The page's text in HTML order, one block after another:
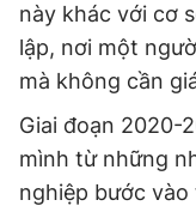
này khác với cơ
lập, nơi một
mà không cần
Giai đoạn 2020-
mình từ những
nghiệp bước